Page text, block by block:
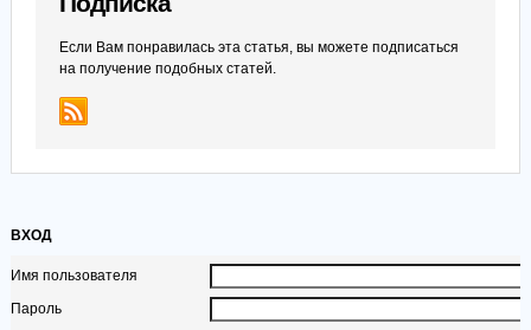
Если Вам понравилась эта статья, вы можете подписаться
на получение подобных статей.
ВХОД
Имя пользователя
Пароль